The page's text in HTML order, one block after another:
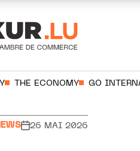
THE ECONOMY GO
26 MAI 2026